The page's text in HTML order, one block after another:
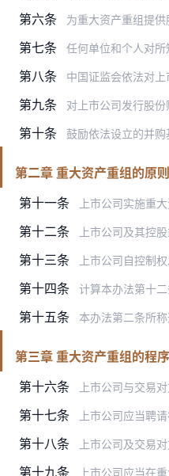
第六条 为重大资产重组提供服务的证券服务机构和人员，应当遵守法律、行
第七条 任何单位和个人对所知悉的
第八条 中国证监会依法对上市
第九条 对上市公司发行股份购买资产涉及的证券发行申请予以注册，不表明
第十条 鼓励依法设立的并购基金、股权投资基金
第二章 重大资产重组的原
第十一条
上市公司实施重大资产重组，
第十二条 上市公司及其控股或者控制的公
第十三条 上市公司自控制权发生变更之日起三十六个月内，向收购人及其
第十四条 计算本办法第十二条、
第十五条 本办法第二条所称
第三章 重大资产重组的程序
第十六条
上市公司与交易对方就重大资产重组事宜进行初步磋商时，应
第十七条 上市公司应当聘请符合《证券法》规定的独
第十八条 上市公司及交易对方与证券服务机构签订聘用合同后，非因正
第十九条 上市公司应当在重大资产重组报告书的管理层讨论与分析部分